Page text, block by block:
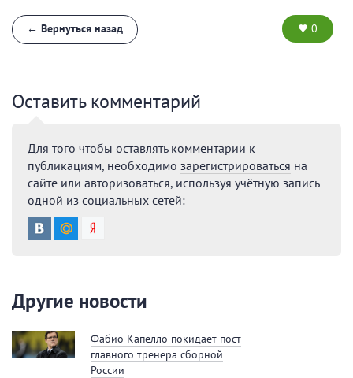
← Вернуться назад 0
Оставить комментарий
Для того чтобы оставлять комментарии к
публикациям, необходимо зарегистрироваться на
сайте или авторизоваться, используя учётную запись
одной из социальных сетей:
Другие новости
Фабио Капелло покидает пост
главного тренера сборной
России